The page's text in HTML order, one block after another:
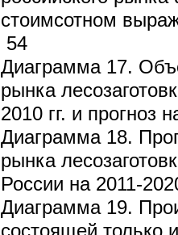
стоимсотном
54
Диаграмма 17.
рынка
2010 гг. и
Диаграмма 18.
рынка
России на 2011-
Диаграмма 19.
состоящей только